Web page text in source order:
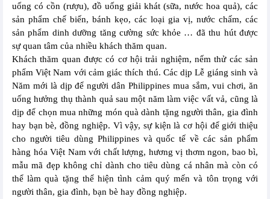
uống có cồn (rượu), đồ uống giải khát (sữa, nước hoa quả), các
sản phẩm chế biến, bánh kẹo, các loại gia vị, nước chấm, các
sản phẩm dinh dưỡng tăng cường sức khỏe … đã thu hút được
sự quan tâm của nhiều khách thăm quan.
Khách thăm quan được có cơ hội trải nghiệm, nếm thử các sản
phẩm Việt Nam với cảm giác thích thú. Các dịp Lễ giáng sinh và
Năm mới là dịp để người dân Philippines mua sắm, vui chơi, ăn
uống hưởng thụ thành quả sau một năm làm việc vất vả, cũng là
dịp để chọn mua những món quà dành tặng người thân, gia đình
hay bạn bè, đồng nghiệp. Vì vậy, sự kiện là cơ hội để giới thiệu
cho người tiêu dùng Philippines và quốc tế về các sản phẩm
hàng hóa Việt Nam với chất lượng, hương vị thơm ngon, bao bì,
mẫu mã đẹp không chỉ dành cho tiêu dùng cá nhân mà còn có
thể làm quà tặng thể hiện tình cảm quý mến và tôn trọng với
người thân, gia đình, bạn bè hay đồng nghiệp.